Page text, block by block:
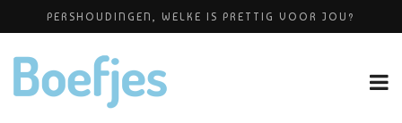
PERSHOUDINGEN, WELKE IS PRETTIG VOOR JOU?
ALLERZORG KRAAMZORG